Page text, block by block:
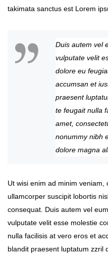
takimata sanctus est Lorem
Duis autem vel
vulputate velit
dolore eu
accumsan et
praesent
te feugait nulla
amet,
nonummy nibh
dolore magna
Ut wisi enim ad minim veniam,
ullamcorper suscipit lobortis
consequat. Duis autem vel
vulputate velit esse molestie
nulla facilisis at vero eros et
blandit praesent luptatum zzril